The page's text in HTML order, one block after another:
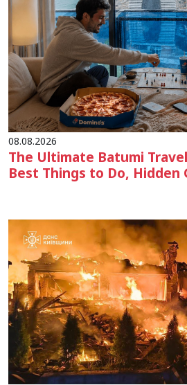
08.08.2026
The Ultimate Batumi
Best Things to Do, Hidden